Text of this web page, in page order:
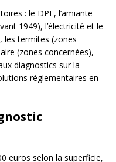
: le DPE, l’amiante
1949), l’électricité et le
les termites (zones
(zones concernées),
diagnostics sur la
réglementaires en
euros selon la superficie,